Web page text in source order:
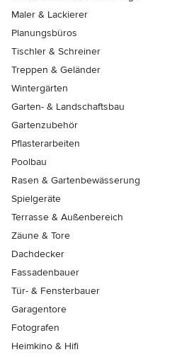
Maler & Lackierer
Planungsbüros
Tischler & Schreiner
Treppen & Geländer
Wintergärten
Garten- & Landschaftsbau
Gartenzubehör
Pflasterarbeiten
Poolbau
Rasen & Gartenbewässerung
Spielgeräte
Terrasse & Außenbereich
Zäune & Tore
Dachdecker
Fassadenbauer
Tür- & Fensterbauer
Garagentore
Fotografen
Heimkino & Hifi